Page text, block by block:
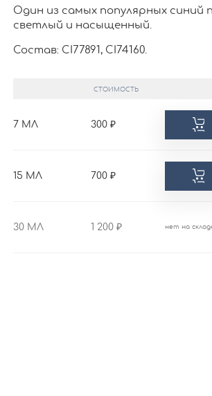
Один из самых популярных синий
светлый и насыщенный.
Состав: CI77891, CI74160.
СТОИМОСТЬ
7 МЛ 300
15 МЛ 700
30 МЛ 1 200 нет на